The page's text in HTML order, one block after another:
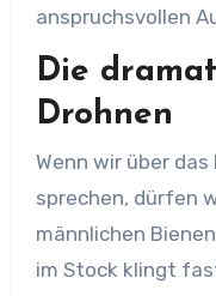
anspruchsvollen
Die
Drohnen
Wenn wir über
sprechen, dürfen
männlichen
im Stock klingt